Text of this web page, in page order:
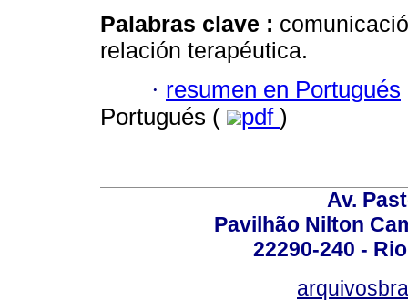
Palabras clave :
relación terapéutica.
· resumen en Portugués
Portugués (
pdf )
Av.
Pavilhão Nilton
22290-240 -